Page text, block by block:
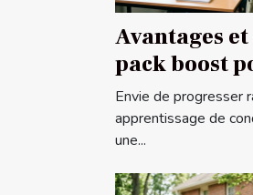
Avantages
pack boost
votre
conduite
Envie de progresser
apprentissage de
une...